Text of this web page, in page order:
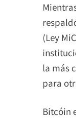
(Ley
la más
para
Bitcóin